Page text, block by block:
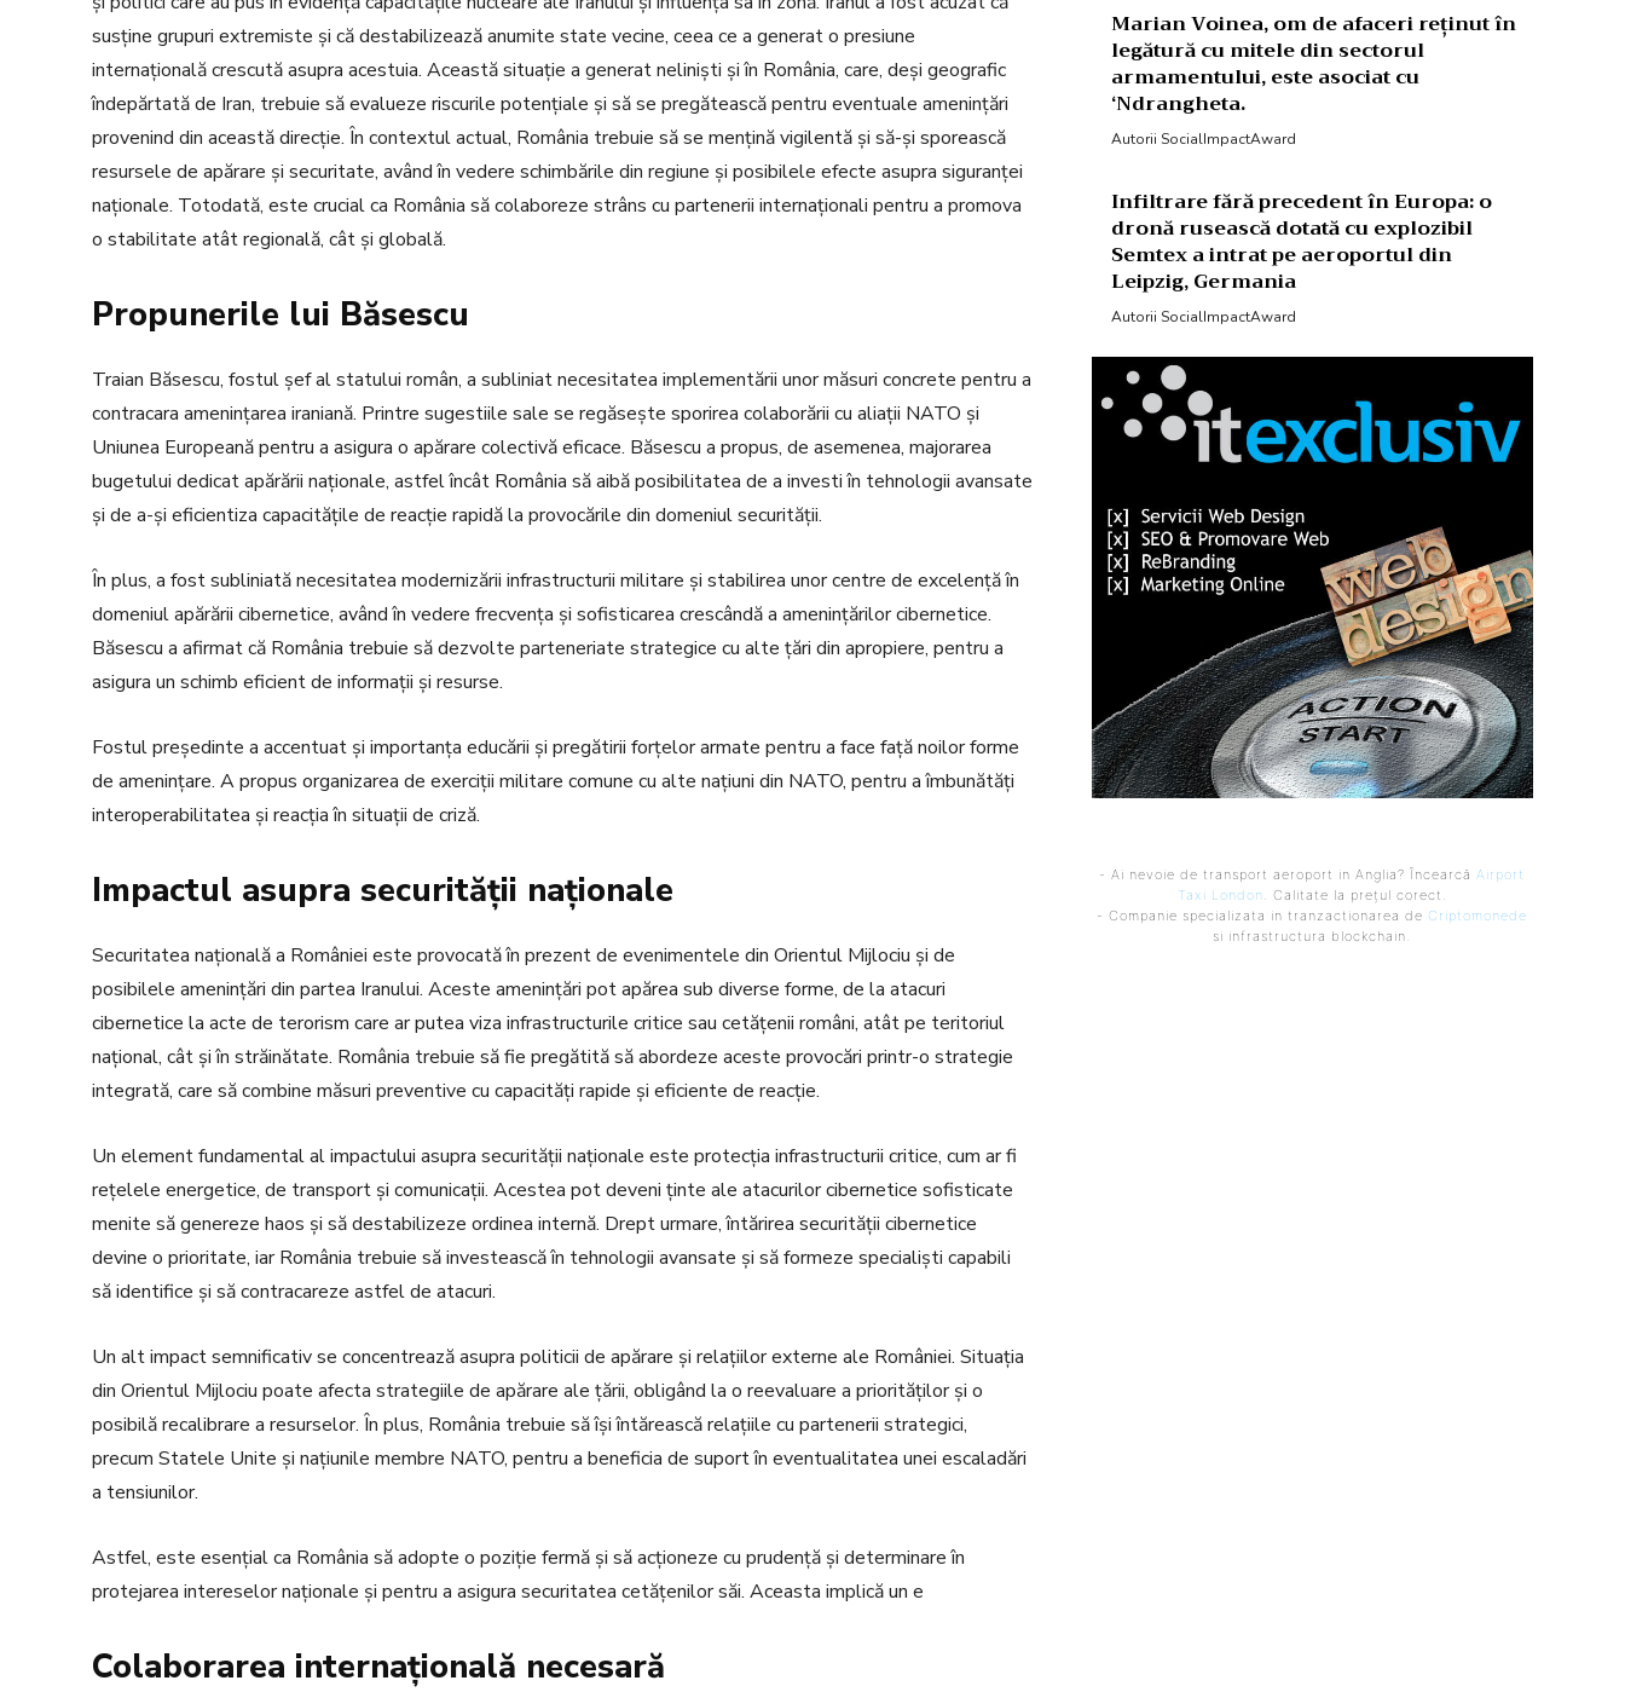
susține grupuri extremiste și că destabilizează anumite state vecine, ceea ce a generat o presiune
internațională crescută asupra acestuia. Această situație a generat neliniști și în România, care, deși geografic
îndepărtată de Iran, trebuie să evalueze riscurile potențiale și să se pregătească pentru eventuale amenințări
provenind din această direcție. În contextul actual, România trebuie să se mențină vigilentă și să-și sporească
resursele de apărare și securitate, având în vedere schimbările din regiune și posibilele efecte asupra siguranței
naționale. Totodată, este crucial ca România să colaboreze strâns cu partenerii internaționali pentru a promova
o stabilitate atât regională, cât și globală.
Propunerile lui Băsescu
Traian Băsescu, fostul șef al statului român, a subliniat necesitatea implementării unor măsuri concrete pentru a
contracara amenințarea iraniană. Printre sugestiile sale se regăsește sporirea colaborării cu aliații NATO și
Uniunea Europeană pentru a asigura o apărare colectivă eficace. Băsescu a propus, de asemenea, majorarea
bugetului dedicat apărării naționale, astfel încât România să aibă posibilitatea de a investi în tehnologii avansate
și de a-și eficientiza capacitățile de reacție rapidă la provocările din domeniul securității.
În plus, a fost subliniată necesitatea modernizării infrastructurii militare și stabilirea unor centre de excelență în
domeniul apărării cibernetice, având în vedere frecvența și sofisticarea crescândă a amenințărilor cibernetice.
Băsescu a afirmat că România trebuie să dezvolte parteneriate strategice cu alte țări din apropiere, pentru a
asigura un schimb eficient de informații și resurse.
Fostul președinte a accentuat și importanța educării și pregătirii forțelor armate pentru a face față noilor forme
de amenințare. A propus organizarea de exerciții militare comune cu alte națiuni din NATO, pentru a îmbunătăți
interoperabilitatea și reacția în situații de criză.
Impactul asupra securității naționale
Securitatea națională a României este provocată în prezent de evenimentele din Orientul Mijlociu și de
posibilele amenințări din partea Iranului. Aceste amenințări pot apărea sub diverse forme, de la atacuri
cibernetice la acte de terorism care ar putea viza infrastructurile critice sau cetățenii români, atât pe teritoriul
național, cât și în străinătate. România trebuie să fie pregătită să abordeze aceste provocări printr-o strategie
integrată, care să combine măsuri preventive cu capacități rapide și eficiente de reacție.
Un element fundamental al impactului asupra securității naționale este protecția infrastructurii critice, cum ar fi
rețelele energetice, de transport și comunicații. Acestea pot deveni ținte ale atacurilor cibernetice sofisticate
menite să genereze haos și să destabilizeze ordinea internă. Drept urmare, întărirea securității cibernetice
devine o prioritate, iar România trebuie să investească în tehnologii avansate și să formeze specialiști capabili
să identifice și să contracareze astfel de atacuri.
Un alt impact semnificativ se concentrează asupra politicii de apărare și relațiilor externe ale României. Situația
din Orientul Mijlociu poate afecta strategiile de apărare ale țării, obligând la o reevaluare a priorităților și o
posibilă recalibrare a resurselor. În plus, România trebuie să își întărească relațiile cu partenerii strategici,
precum Statele Unite și națiunile membre NATO, pentru a beneficia de suport în eventualitatea unei escaladări
a tensiunilor.
Astfel, este esențial ca România să adopte o poziție fermă și să acționeze cu prudență și determinare în
protejarea intereselor naționale și pentru a asigura securitatea cetățenilor săi. Aceasta implică un e
Colaborarea internațională necesară
Marian Voinea, om de afaceri reținut în
legătură cu mitele din sectorul
armamentului, este asociat cu
‘Ndrangheta.
Autorii SocialImpactAward
Infiltrare fără precedent în Europa: o
dronă rusească dotată cu explozibil
Semtex a intrat pe aeroportul din
Leipzig, Germania
Autorii SocialImpactAward
- Ai nevoie de transport aeroport in Anglia? ÎncearcăAirport
Taxi London. Calitate la prețul corect.
- Companie specializata in tranzactionarea deCriptomonede
si infrastructura blockchain.